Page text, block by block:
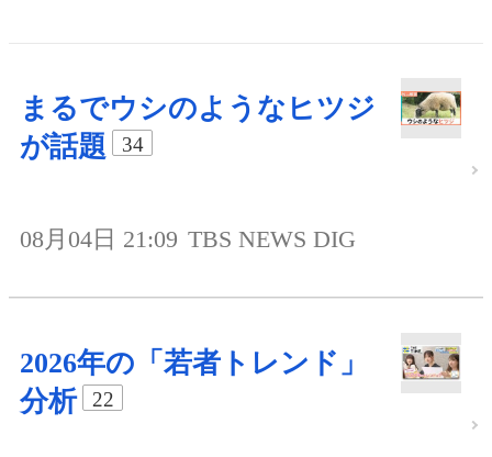
まるでウシのようなヒツジ
が話題
34
08月04日 21:09 TBS NEWS DIG
2026年の「若者トレンド」
分析
22